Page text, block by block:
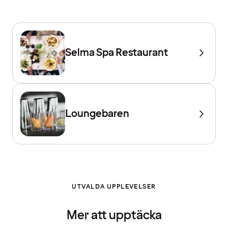
Selma Spa Restaurant
Loungebaren
UTVALDA UPPLEVELSER
Mer att upptäcka